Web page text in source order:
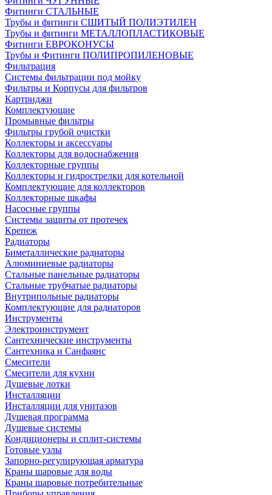
Фитинги СТАЛЬНЫЕ
Трубы и фитинги СШИТЫЙ ПОЛИЭТИЛЕН
Трубы и фитинги МЕТАЛЛОПЛАСТИКОВЫЕ
Фитинги ЕВРОКОНУСЫ
Трубы и Фитинги ПОЛИПРОПИЛЕНОВЫЕ
Фильтрация
Системы фильтрации под мойку
Фильтры и Корпусы для фильтров
Картриджи
Комплектующие
Промывные фильтры
Фильтры грубой очистки
Коллекторы и аксессуары
Коллекторы для водоснабжения
Коллекторные группы
Коллекторы и гидрострелки для котельной
Комплектующие для коллекторов
Коллекторные шкафы
Насосные группы
Системы защиты от протечек
Крепеж
Радиаторы
Биметаллические радиаторы
Алюминиевые радиаторы
Стальные панельные радиаторы
Стальные трубчатые радиаторы
Внутрипольные радиаторы
Комплектующие для радиаторов
Инструменты
Электроинструмент
Сантехнические инструменты
Сантехника и Санфаянс
Смесители
Смесители для кухни
Душевые лотки
Инсталляции
Инсталляции для унитазов
Душевая программа
Душевые системы
Кондиционеры и сплит-системы
Готовые узлы
Запорно-регулирующая арматура
Краны шаровые для воды
Краны шаровые потребительные